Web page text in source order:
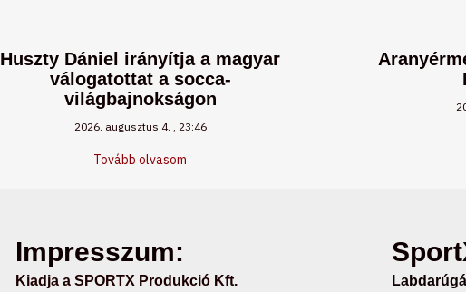
Huszty Dániel irányítja a magyar
válogatottat a socca-
világbajnokságon
2026. augusztus 4. 23:46
Tovább olvasom
Impresszum:
Kiadja a SPORTX Produkció Kft.